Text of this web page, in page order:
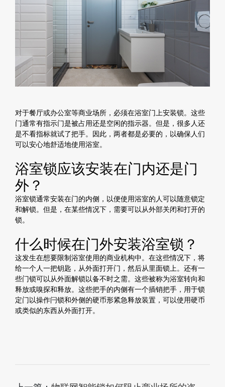
对于餐厅或办公室等商业场所，必须在浴室门上安装锁。这些
门通常有指示门是被占用还是空闲的指示器。但是，很多人还
是不看指标就试了把手。因此，两者都是必要的，以确保人们
可以安心地舒适地使用浴室。
浴室锁应该安装在门内还是门
外？
浴室锁通常安装在门的内侧，以便使用浴室的人可以随意锁定
和解锁。但是，在某些情况下，需要可以从外部关闭和打开的
锁。
什么时候在门外安装浴室锁？
这发生在想要限制浴室使用的商业机构中。在这些情况下，将
给一个人一把钥匙，从外面打开门，然后从里面锁上。还有一
些门锁可以从外面解锁以备不时之需。这些被称为浴室转向和
释放或嗅探和释放。这些把手的内侧有一个插销把手，用于锁
定门以操作闩锁和外侧的硬币形紧急释放装置，可以使用硬币
或类似的东西从外面打开。